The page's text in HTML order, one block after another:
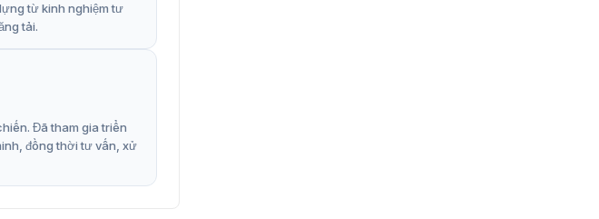
từ kinh nghiệm tư
tải.
Đã tham gia triển
đồng thời tư vấn, xử